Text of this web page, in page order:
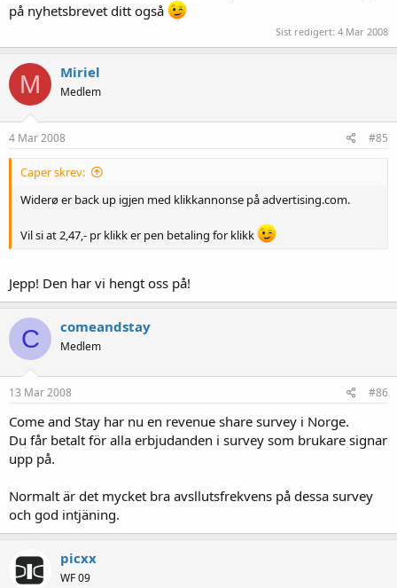
på nyhetsbrevet ditt også
Sist redigert: 4 Mar 2008
M Miriel
Medlem
4 Mar 2008 #85
Caper skrev:
Widerø er back up igjen med klikkannonse på advertising.com.
Vil si at 2,47,- pr klikk er pen betaling for klikk
Jepp! Den har vi hengt oss på!
C comeandstay
Medlem
13 Mar 2008 #86
Come and Stay har nu en revenue share survey i Norge.
Du får betalt för alla erbjudanden i survey som brukare signar
upp på.
Normalt är det mycket bra avsllutsfrekvens på dessa survey
och god intjäning.
picxx
WF 09